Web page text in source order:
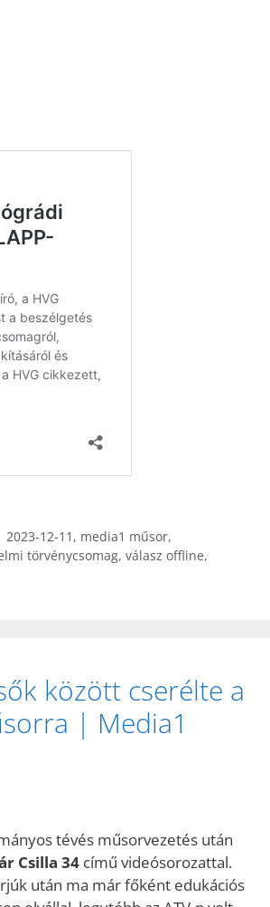
2023-12-11 , media1 műsor,
törvénycsomag, válasz offline,
között cserélte a
| Media1
tévés műsorvezetés után
Csilla 34 című videósorozattal.
után ma már főként edukációs